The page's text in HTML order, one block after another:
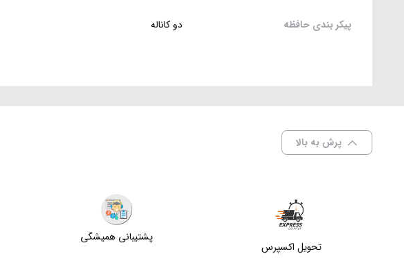
پیکر بندی حافظه دو کاناله
پرش به بالا
تحویل اکسپرس
پشتیبانی همیشگی